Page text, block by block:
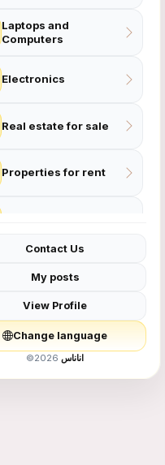
Laptops and
Computers
Electronics
Real estate for sale
Properties for rent
Men Fashion
Children&#039;s
Supplies and Toys
Contact Us
My posts
View Profile
Change language
©2026 اناناس